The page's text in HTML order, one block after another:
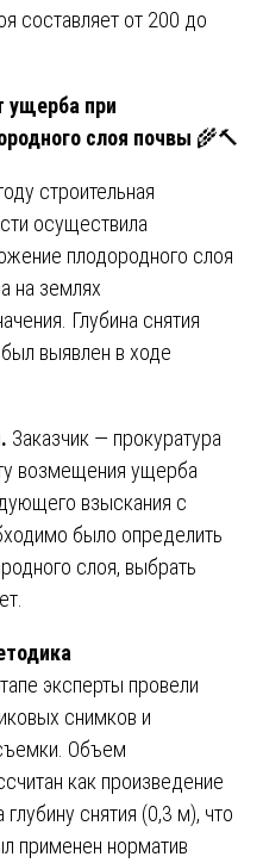
составляет от 200 до
ущерба при
слоя почвы 🌾🔨
строительная
осуществила
плодородного слоя
на землях
Глубина снятия
выявлен в ходе
Заказчик — прокуратура
возмещения ущерба
взыскания с
было определить
слоя, выбрать
эксперты провели
снимков и
Объем
как произведение
снятия (0,3 м), что
применен норматив